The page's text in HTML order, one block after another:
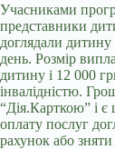
Учасниками
представники
доглядали
день. Розмір
дитину і 12 000
інвалідністю.
“Дія.Карткою” і
оплату послуг
рахунок або